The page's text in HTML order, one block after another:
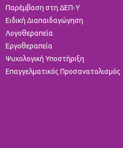
Παρέμβαση στη ΔΕΠ-Υ
Ειδική Διαπαιδαγώγηση
Λογοθεραπεία
Εργοθεραπεία
Ψυχολογική Υποστήριξη
Επαγγελματικός Προσανατολισμός